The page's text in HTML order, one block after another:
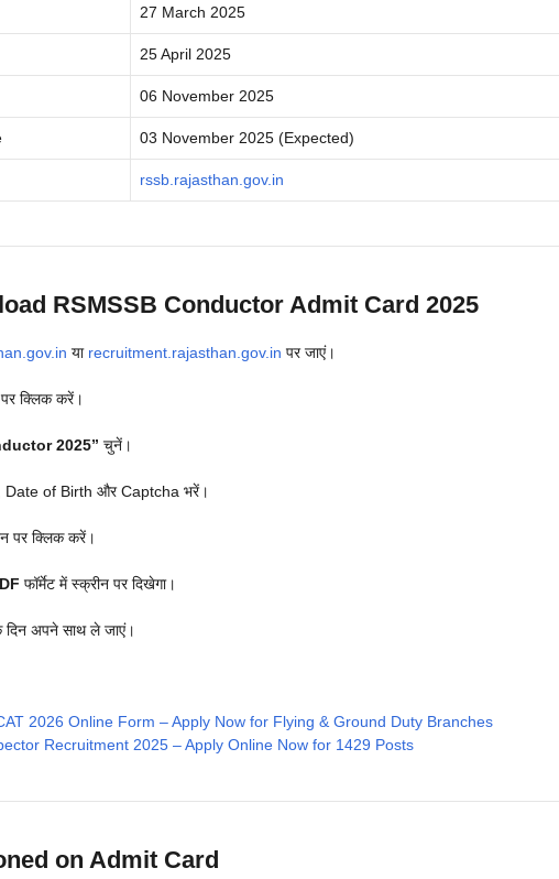
27 March 2025
25 April 2025
06 November 2025
03 November 2025 (Expected)
rssb.rajasthan.gov.in
RSMSSB Conductor Admit Card 2025
या recruitment.rajasthan.gov.in पर जाएं।
क्लिक करें।
2025” चुनें।
of Birth और Captcha भरें।
पर क्लिक करें।
फॉर्मेट में स्क्रीन पर दिखेगा।
दिन अपने साथ ले जाएं।
2026 Online Form – Apply Now for Flying & Ground Duty Branches
Recruitment 2025 – Apply Online Now for 1429 Posts
on Admit Card